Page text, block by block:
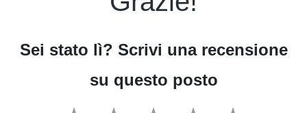
Sei stato lì? Scrivi una recensione
su questo posto